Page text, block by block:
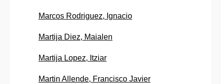
Marcos Rodriguez, Ignacio
Martija Diez, Maialen
Martija Lopez, Itziar
Martin Allende, Francisco Javier